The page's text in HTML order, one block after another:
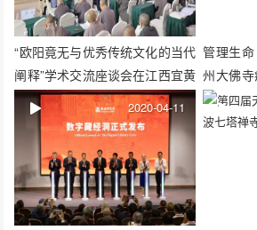
“欧阳竟无与优秀传统文化的当代
阐释”学术交流座谈会在江西宜黄
成功举办
管理生
州大佛
山内养功
2020-04-11